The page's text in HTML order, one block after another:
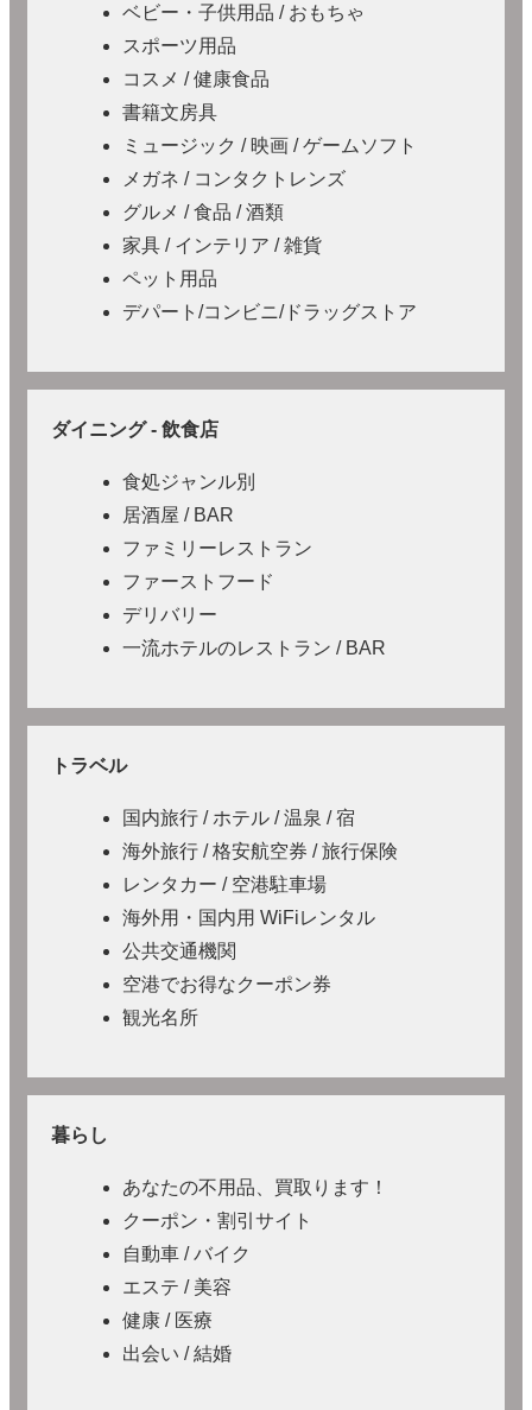
ベビー・子供用品 / おもちゃ
スポーツ用品
コスメ / 健康食品
書籍文房具
ミュージック / 映画 / ゲームソフト
メガネ / コンタクトレンズ
グルメ / 食品 / 酒類
家具 / インテリア / 雑貨
ペット用品
デパート/コンビニ/ドラッグストア
ダイニング - 飲食店
食処ジャンル別
居酒屋 / BAR
ファミリーレストラン
ファーストフード
デリバリー
一流ホテルのレストラン / BAR
トラベル
国内旅行 / ホテル / 温泉 / 宿
海外旅行 / 格安航空券 / 旅行保険
レンタカー / 空港駐車場
海外用・国内用 WiFiレンタル
公共交通機関
空港でお得なクーポン券
観光名所
暮らし
あなたの不用品、買取ります！
クーポン・割引サイト
自動車 / バイク
エステ / 美容
健康 / 医療
出会い / 結婚